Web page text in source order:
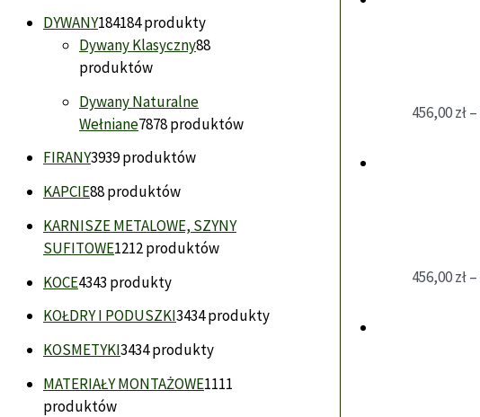
DYWANY184184 produkty
Dywany Klasyczny88
produktów
Dywany Naturalne
Wełniane7878 produktów
FIRANY3939 produktów
KAPCIE88 produktów
KARNISZE METALOWE, SZYNY
SUFITOWE1212 produktów
KOCE4343 produkty
KOŁDRY I PODUSZKI3434 produkty
KOSMETYKI3434 produkty
MATERIAŁY MONTAŻOWE1111
produktów
456,00zł –
456,00zł –